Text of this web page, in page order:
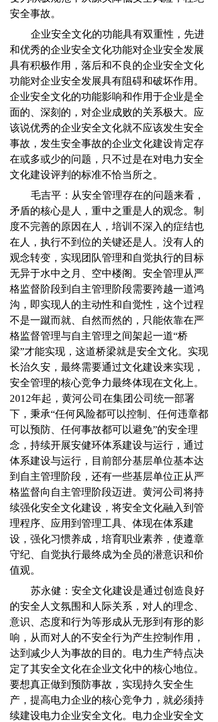
安全事故。
企业安全文化的功能具有双重性，先进
和优秀的企业安全文化功能对企业安全发展
具有积极作用，落后和不良的企业安全文化
功能对企业安全发展具有阻碍和破坏作用。
企业安全文化的功能影响和作用于企业是全
面的、深刻的，对企业成败的关系极大。应
该说优秀的企业安全文化就不应该发生安全
事故，发生安全事故的企业文化建设肯定存
在或多或少的问题，只不过是在对电力安全
文化建设评判的标准不恰当所之。
毛吉平： 从安全管理存在的问题来看，
矛盾的核心是人，重中之重是人的观念。制
度不完善的原因在人，培训不深入的症结也
在人，执行不到位的关键还是人。没有人的
观念转变，实现团队管理和自觉执行的目标
无异于水中之月、空中楼阁。安全管理从严
格监督阶段到自主管理阶段需要跨越一道鸿
沟，即实现人的主动性和自觉性，这个过程
不是一蹴而就、自然而然的，只能依靠在严
格监督管理与自主管理之间架起一道“桥
梁”才能实现，这道桥梁就是安全文化。实现
长治久安，最终需要通过文化建设来实现，
安全管理的核心竞争力最终体现在文化上。
2012年起，黄河公司在集团公司统一部署
下，秉承“任何风险都可以控制、任何违章都
可以预防、任何事故都可以避免”的安全理
念，持续开展安健环体系建设与运行，通过
体系建设与运行，目前部分基层单位基本达
到自主管理阶段，还有一些基层单位正从严
格监督向自主管理阶段迈进。黄河公司将持
续强化安全文化建设，将安全文化融入到管
理程序、应用到管理工具、体现在体系建
设，强化习惯养成，培育职业素养，使遵章
守纪、自觉执行最终成为全员的潜意识和价
值观。
苏永健： 安全文化建设是通过创造良好
的安全人文氛围和人际关系，对人的理念、
意识、态度和行为等形成从无形到有形的影
响，从而对人的不安全行为产生控制作用，
达到减少人为事故的目的。电力生产特点决
定了其安全文化在企业文化中的核心地位。
要想真正做到预防事故，实现持久安全生
产，提高电力企业的核心竞争力，就必须持
续建设电力企业安全文化。电力企业安全文